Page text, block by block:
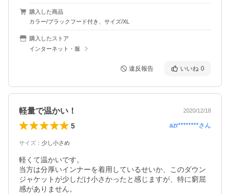
購入した商品
カラー/ブラックフード付き、サイズ/XL
購入したストア
インターネット・服
違反報告 いいね 0
軽量で温かい！ 2020/12/18
5 azr********さん
サイズ ： 少し小さめ
軽くて温かいです。
当方は分厚いインナーを着用しているせいか、このダウン
ジャケットが少しだけ小さかったと感じますが、特に窮屈
感がありません。